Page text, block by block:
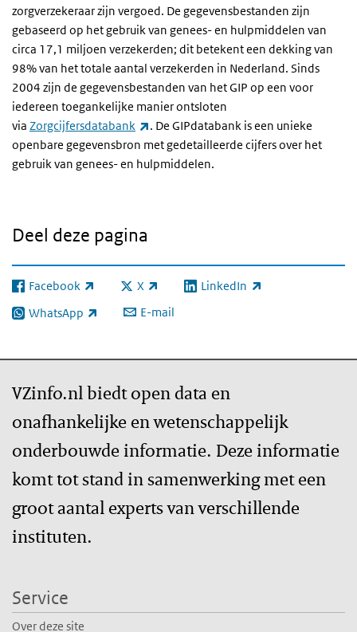
zorgverzekeraar zijn vergoed. De gegevensbestanden zijn
gebaseerd op het gebruik van genees- en hulpmiddelen van
circa 17,1 miljoen verzekerden; dit betekent een dekking van
98% van het totale aantal verzekerden in Nederland. Sinds
2004 zijn de gegevensbestanden van het GIP op een voor
iedereen toegankelijke manier ontsloten
via Zorgcijfersdatabank (externe link)
. De GIPdatabank is een unieke
openbare gegevensbron met gedetailleerde cijfers over het
gebruik van genees- en hulpmiddelen.
Deel deze pagina
Facebook
(externe link) X
(externe link) LinkedIn
(externe link)
WhatsApp
(externe link) E-mail
VZinfo.nl biedt open data en
onafhankelijke en wetenschappelijk
onderbouwde informatie. Deze informatie
komt tot stand in samenwerking met een
groot aantal experts van verschillende
instituten.
Service
Over deze site